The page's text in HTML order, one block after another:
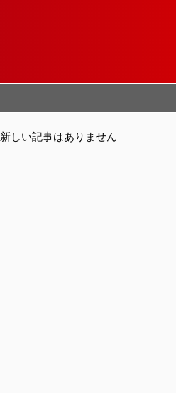
新しい記事はありません